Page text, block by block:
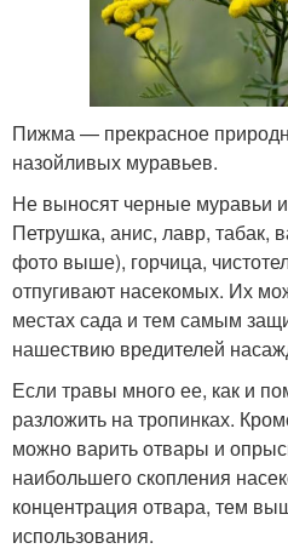
Пижма — прекрасное
назойливых муравьев.
Не выносят черные муравьи
Петрушка, анис, лавр, табак,
фото выше), горчица,
отпугивают насекомых. Их
местах сада и тем самым
нашествию вредителей
Если травы много ее, как и
разложить на тропинках.
можно варить отвары и
наибольшего скопления
концентрация отвара, тем
использования.